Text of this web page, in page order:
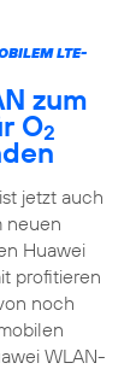
LTE-
zum
O2
jetzt auch
neuen
Huawei
profitieren
noch
WLAN-